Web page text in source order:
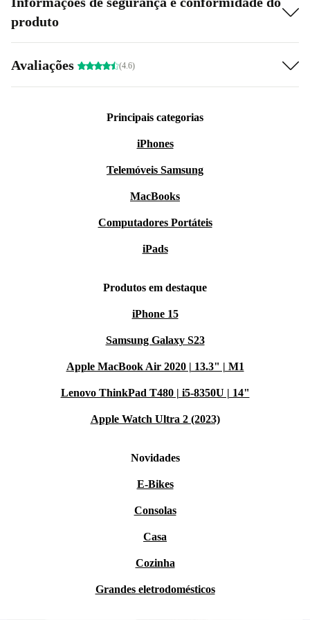
produto
Avaliações (4.6)
Principais categorias
iPhones
Telemóveis Samsung
MacBooks
Computadores Portáteis
iPads
Produtos em destaque
iPhone 15
Samsung Galaxy S23
Apple MacBook Air 2020 | 13.3" | M1
Lenovo ThinkPad T480 | i5-8350U | 14"
Apple Watch Ultra 2 (2023)
Novidades
E-Bikes
Consolas
Casa
Cozinha
Grandes eletrodomésticos